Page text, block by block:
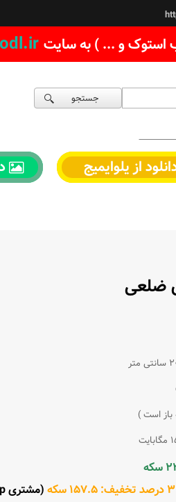
استوک و ... ) به سایت
جستجو
از یلوایمیج
ضلعی
(مشتری vip شوید)